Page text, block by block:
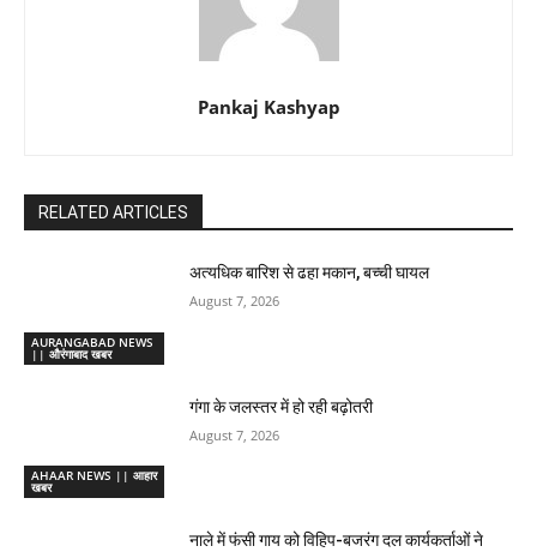
Pankaj Kashyap
RELATED ARTICLES
AURANGABAD NEWS
|| औरंगाबाद खबर
अत्यधिक बारिश से ढहा मकान, बच्ची घायल
August 7, 2026
AHAAR NEWS || आहार
खबर
गंगा के जलस्तर में हो रही बढ़ोतरी
August 7, 2026
नाले में फंसी गाय को विहिप-बजरंग दल कार्यकर्ताओं ने